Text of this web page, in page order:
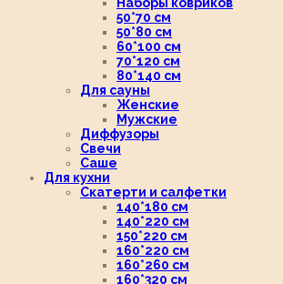
50*70 см
50*80 см
60*100 см
70*120 см
80*140 см
Для сауны
Женские
Мужские
Диффузоры
Свечи
Саше
Для кухни
Скатерти и салфетки
140*180 см
140*220 см
150*220 см
160*220 см
160*260 см
160*320 см